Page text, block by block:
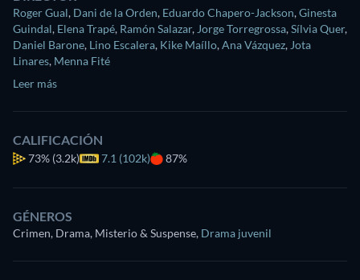
Roger Gual, Dani de la Orden, Eduardo Chapero-Jackson,Ginesta
Guindal, Elena Trapé, Ramón Salazar, Jorge Torregrossa,Sílvia Quer,
Daniel Barone, Lino Escalera, Kike Maíllo,Ana Vázquez, Jota
Linares, Menna Fité
Leer más
CALIFICACIÓN
73% (3.2k) 7.1 (102k) 87%
GÉNEROS
Crimen, Drama, Misterio & Suspense, Drama juvenil